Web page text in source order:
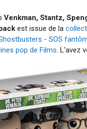
Venkman, Stantz,
est issue de la
- SOS
pop de Films. L'avez